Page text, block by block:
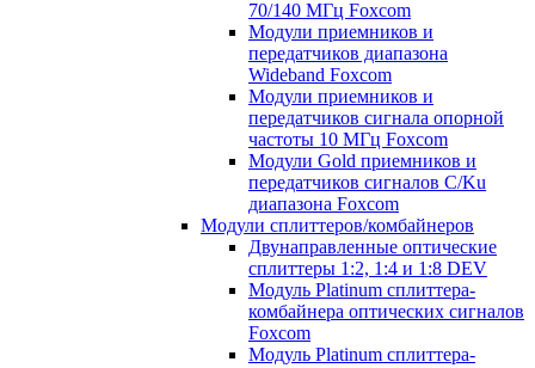
70/140 МГц Foxcom
Модули приемников и
передатчиков диапазона
Wideband Foxcom
Модули приемников и
передатчиков сигнала опорной
частоты 10 МГц Foxcom
Модули Gold приемников и
передатчиков сигналов C/Ku
диапазона Foxcom
Модули сплиттеров/комбайнеров
Двунаправленные оптические
сплиттеры 1:2, 1:4 и 1:8 DEV
Модуль Platinum cплиттера-
комбайнера оптических сигналов
Foxcom
Модуль Platinum сплиттера-